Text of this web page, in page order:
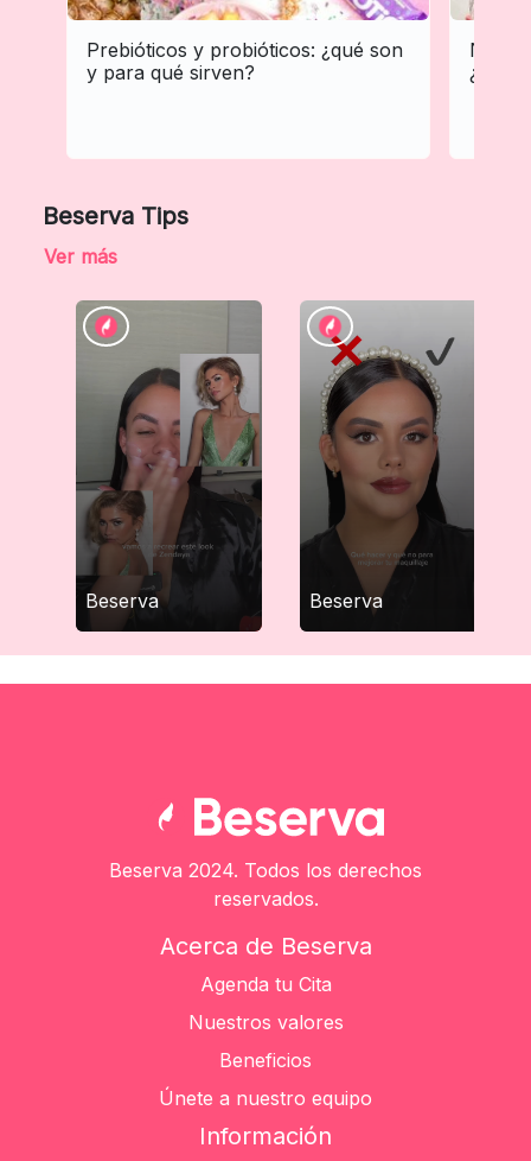
Prebióticos y probióticos: ¿qué son
y para qué sirven?
¿qué
Beserva Tips
Ver más
Beserva Beserva
Beserva 2024. Todos los derechos
reservados.
Acerca de Beserva
Agenda tu Cita
Nuestros valores
Beneficios
Únete a nuestro equipo
Información